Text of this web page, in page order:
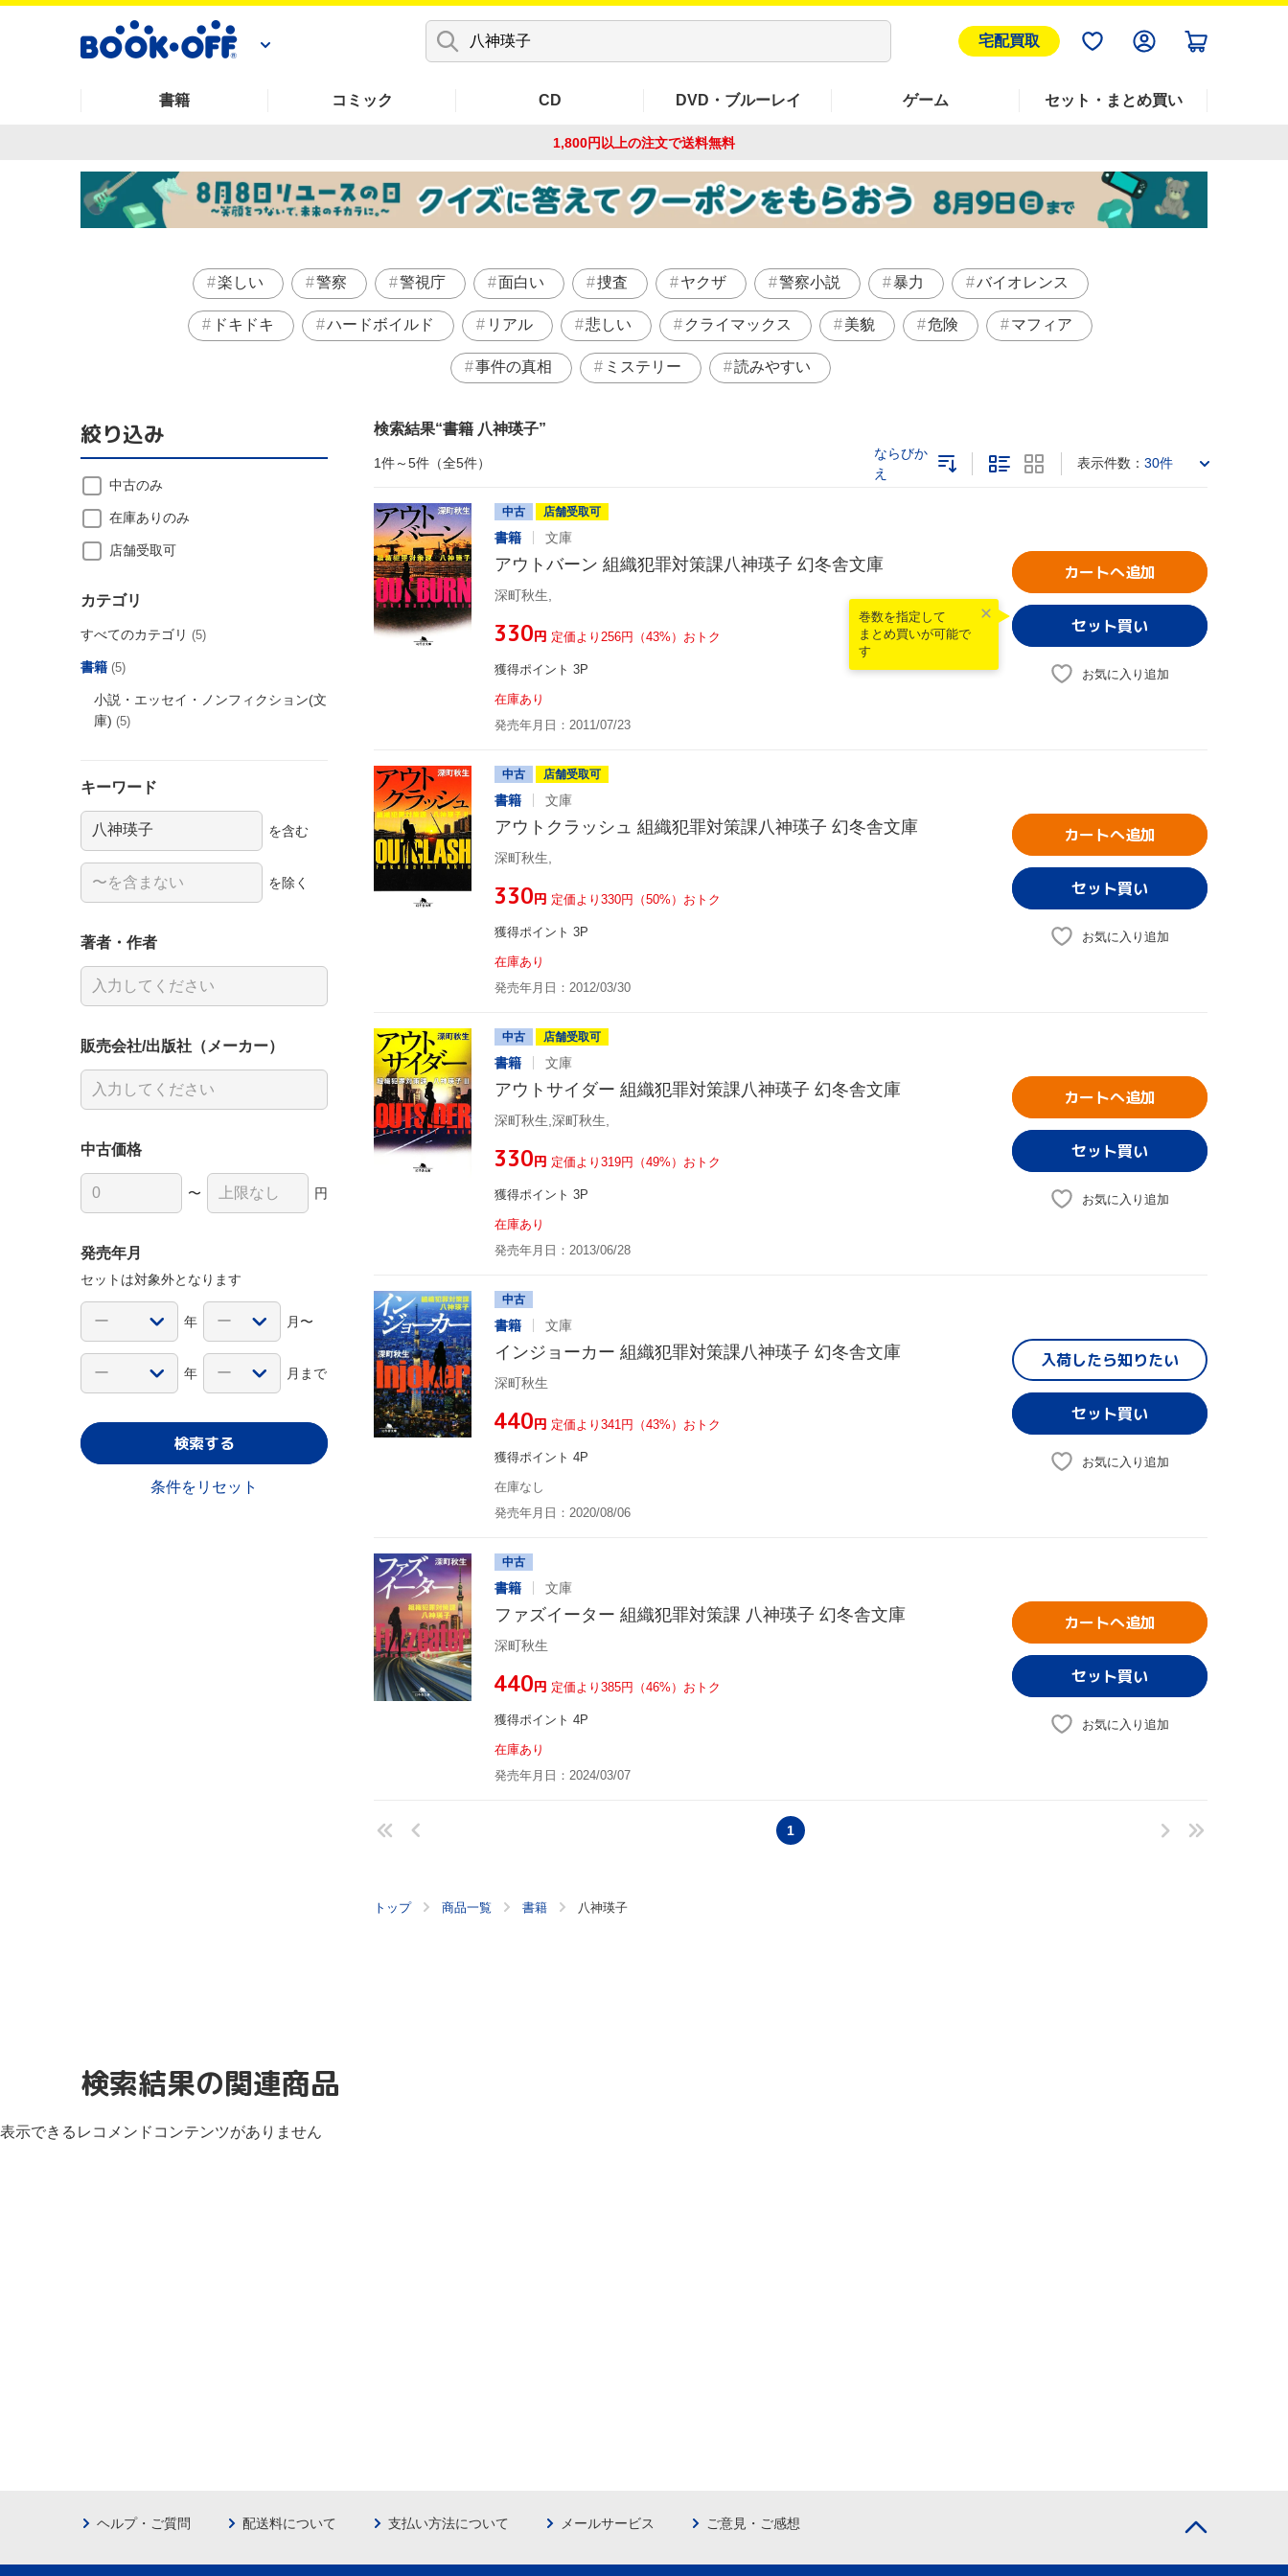
宅配買取
書籍 コミック CD DVD・ブルーレイ ゲーム セット・まとめ買い
1,800円以上の注文で送料無料
楽しい 警察 警視庁 面白い 捜査 ヤクザ 警察小説 暴力 バイオレンス
ドキドキ ハードボイルド リアル 悲しい クライマックス 美貌 危険 マフィア
事件の真相 ミステリー 読みやすい
検索結果 書籍 八神瑛子
1件～5件（全5件）
ならびか
え
表示件数： 30件
中古 店舗受取可
書籍 文庫
アウトバーン 組織犯罪対策課八神瑛子 幻冬舎文庫
深町秋生,
¥330円 定価より256円（43%）おトク
獲得ポイント 3P
在庫あり
発売年月日：2011/07/23
カートへ追加
巻数を指定して
まとめ買いが可能で
す
お気に入り追加
中古 店舗受取可
書籍 文庫
アウトクラッシュ 組織犯罪対策課八神瑛子 幻冬舎文庫
深町秋生,
¥330円 定価より330円（50%）おトク
獲得ポイント 3P
在庫あり
発売年月日：2012/03/30
カートへ追加
お気に入り追加
中古 店舗受取可
書籍 文庫
アウトサイダー 組織犯罪対策課八神瑛子 幻冬舎文庫
深町秋生,深町秋生,
¥330円 定価より319円（49%）おトク
獲得ポイント 3P
在庫あり
発売年月日：2013/06/28
カートへ追加
お気に入り追加
中古
書籍 文庫
インジョーカー 組織犯罪対策課八神瑛子 幻冬舎文庫
深町秋生
¥440円 定価より341円（43%）おトク
獲得ポイント 4P
在庫なし
発売年月日：2020/08/06
入荷したら知りたい
お気に入り追加
中古
書籍 文庫
ファズイーター 組織犯罪対策課 八神瑛子 幻冬舎文庫
深町秋生
¥440円 定価より385円（46%）おトク
獲得ポイント 4P
在庫あり
発売年月日：2024/03/07
カートへ追加
お気に入り追加
1
トップ 商品一覧 書籍 八神瑛子
絞り込み
中古のみ
在庫ありのみ
店舗受取可
カテゴリ
すべてのカテゴリ (5)
書籍 (5)
小説・エッセイ・ノンフィクション(文
庫) (5)
キーワード
を含む
を除く
著者・作者
販売会社/出版社（メーカー）
中古価格
〜 円
発売年月
セットは対象外となります
年 月〜
年 月まで
検索する
条件をリセット
検索結果の関連商品
表示できるレコメンドコンテンツがありません
ヘルプ・ご質問 配送料について 支払い方法について メールサービス ご意見・ご感想